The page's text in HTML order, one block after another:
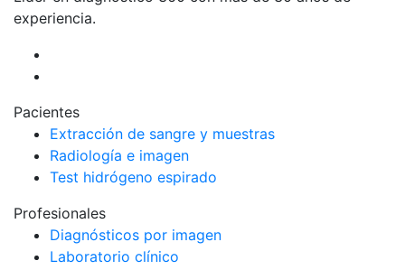
experiencia.
Pacientes
Extracción de sangre y muestras
Radiología e imagen
Test hidrógeno espirado
Profesionales
Diagnósticos por imagen
Laboratorio clínico